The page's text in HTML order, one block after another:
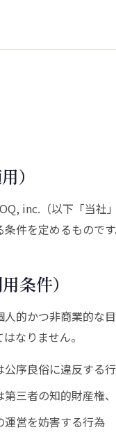
）
inc.（以下「当社
条件を定めるもので
条件）
的かつ非商業的な
なりません。
公序良俗に違反する
第三者の知的財産権
運営を妨害する行為